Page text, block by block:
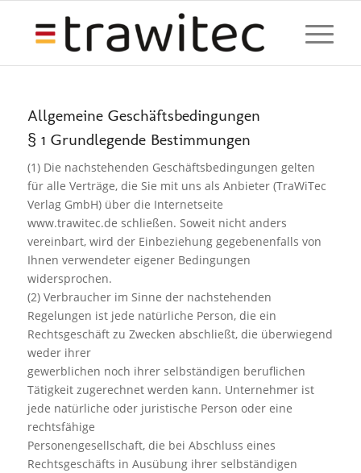
Allgemeine Geschäftsbedingungen
§ 1 Grundlegende Bestimmungen
(1) Die nachstehenden Geschäftsbedingungen gelten
für alle Verträge, die Sie mit uns als Anbieter (TraWiTec
Verlag GmbH) über die Internetseite
www.trawitec.de schließen. Soweit nicht anders
vereinbart, wird der Einbeziehung gegebenenfalls von
Ihnen verwendeter eigener Bedingungen
widersprochen.
(2) Verbraucher im Sinne der nachstehenden
Regelungen ist jede natürliche Person, die ein
Rechtsgeschäft zu Zwecken abschließt, die überwiegend
weder ihrer
gewerblichen noch ihrer selbständigen beruflichen
Tätigkeit zugerechnet werden kann. Unternehmer ist
jede natürliche oder juristische Person oder eine
rechtsfähige
Personengesellschaft, die bei Abschluss eines
Rechtsgeschäfts in Ausübung ihrer selbständigen